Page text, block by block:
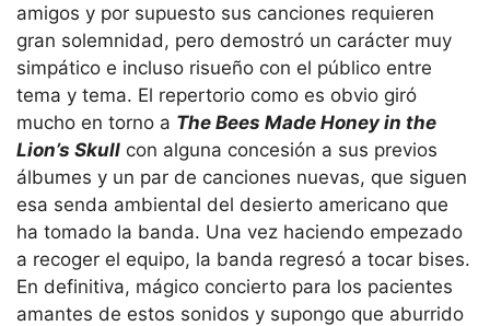
amigos y por supuesto sus canciones requieren
gran solemnidad, pero demostró un carácter muy
simpático e incluso risueño con el público entre
tema y tema. El repertorio como es obvio giró
mucho en torno a The Bees Made Honey in the
Lion’s Skull con alguna concesión a sus previos
álbumes y un par de canciones nuevas, que siguen
esa senda ambiental del desierto americano que
ha tomado la banda. Una vez haciendo empezado
a recoger el equipo, la banda regresó a tocar bises.
En definitiva, mágico concierto para los pacientes
amantes de estos sonidos y supongo que aburrido